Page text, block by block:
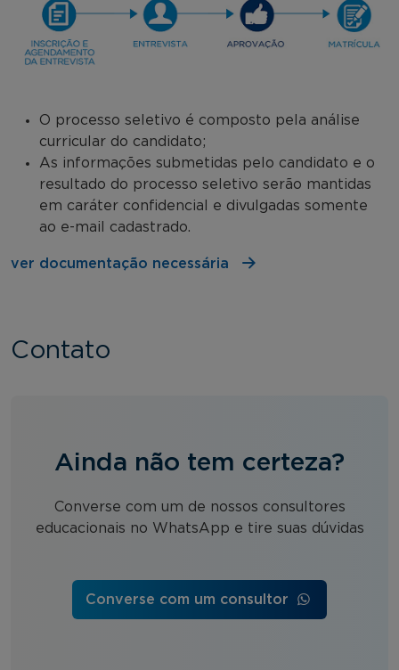
O processo seletivo é composto pela análise
curricular do candidato;
As informações submetidas pelo candidato e o
resultado do processo seletivo serão mantidas
em caráter confidencial e divulgadas somente
ao e-mail cadastrado.
ver documentação necessária
Contato
Ainda não tem certeza?
Converse com um de nossos consultores
educacionais no WhatsApp e tire suas dúvidas
Converse com um consultor